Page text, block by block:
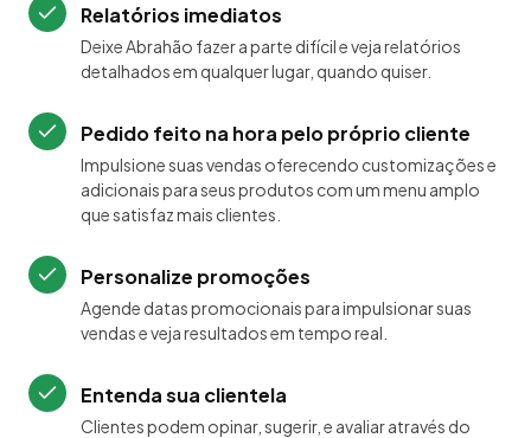
Relatórios imediatos
Deixe Abrahão fazer a parte difícil e veja relatórios
detalhados em qualquer lugar, quando quiser.
Pedido feito na hora pelo próprio cliente
Impulsione suas vendas oferecendo customizações e
adicionais para seus produtos com um menu amplo
que satisfaz mais clientes.
Personalize promoções
Agende datas promocionais para impulsionar suas
vendas e veja resultados em tempo real.
Entenda sua clientela
Clientes podem opinar, sugerir, e avaliar através do